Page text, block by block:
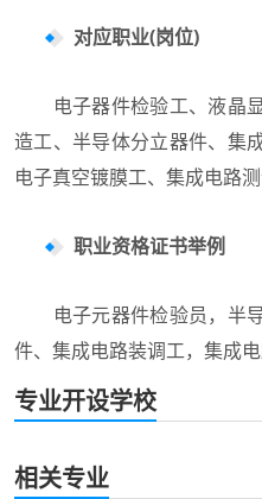
对应职业(岗位)
电子器件检验工、液晶
造工、半导体分立器件、集
电子真空镀膜工、集成电路测
职业资格证书举例
电子元器件检验员，半
件、集成电路装调工，集成
专业开设学校
相关专业